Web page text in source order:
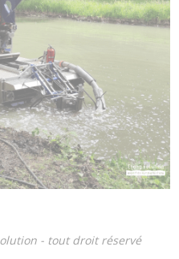
- tout droit réservé